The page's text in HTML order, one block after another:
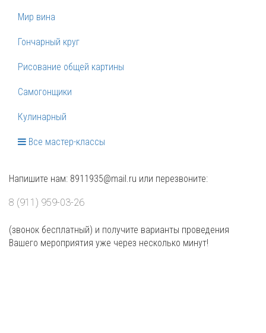
Мир вина
Гончарный круг
Рисование общей картины
Самогонщики
Кулинарный
Все мастер-классы
Напишите нам: 8911935@mail.ru или перезвоните:
8 (911) 959-03-26
(звонок бесплатный) и получите варианты проведения
Вашего мероприятия уже через несколько минут!